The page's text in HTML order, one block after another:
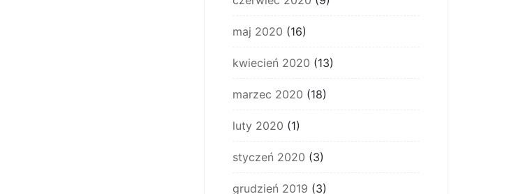
maj 2020 (16)
kwiecień 2020 (13)
marzec 2020 (18)
luty 2020 (1)
styczeń 2020 (3)
grudzień 2019 (3)